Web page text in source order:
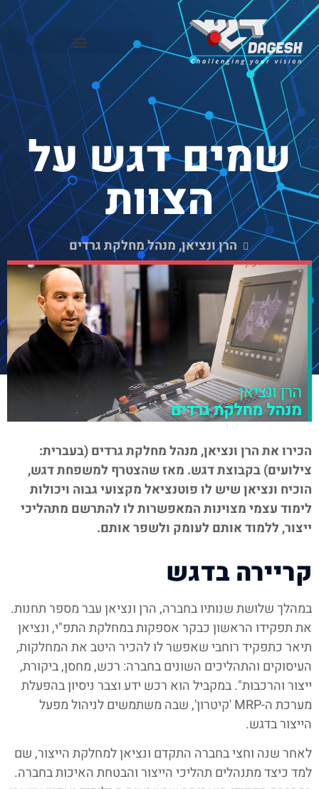
שמים דגש על
הצוות
הרן ונציאן, מנהל מחלקת גרדים
הכירו את הרן ונציאן, מנהל מחלקת גרדים (בעברית:
צילועים) בקבוצת דגש. מאז שהצטרף למשפחת דגש,
הוכיח ונציאן שיש לו פוטנציאל מקצועי גבוה ויכולות
לימוד עצמי מצוינות המאפשרות לו להתרשם מתהליכי
ייצור, ללמוד אותם לעומק ולשפר אותם.
קריירה בדגש
במהלך שלושת שנותיו בחברה, הרן ונציאן עבר מספר תחנות.
את תפקידו הראשון כבקר אספקות במחלקת התפ"י, ונציאן
תיאר כתפקיד רוחבי שאפשר לו להכיר היטב את המחלקות,
העיסוקים והתהליכים השונים בחברה: רכש, מחסן, ביקורת,
ייצור והרכבות". במקביל הוא רכש ידע וצבר ניסיון בהפעלת
מערכת ה-MRP 'קיטרון', שבה משתמשים לניהול מפעל
הייצור בדגש.
לאחר שנה וחצי בחברה התקדם ונציאן למחלקת הייצור, שם
למד כיצד מתנהלים תהליכי הייצור והבטחת האיכות בחברה.